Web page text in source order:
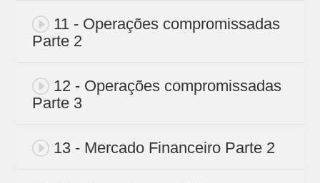
11 - Operações compromissadas
Parte 2
12 - Operações compromissadas
Parte 3
13 - Mercado Financeiro Parte 2